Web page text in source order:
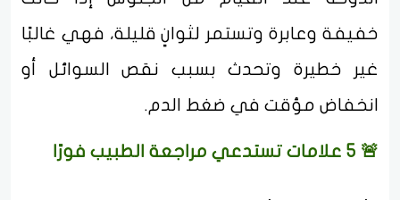
خفيفة وعابرة وتستمر لثوانٍ قليلة، فهي غالبًا
غير خطيرة وتحدث بسبب نقص السوائل أو
انخفاض مؤقت في ضغط الدم.
🚨 5 علامات تستدعي مراجعة الطبيب فورًا